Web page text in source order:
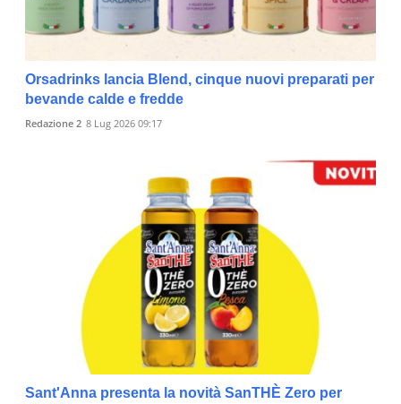
Orsadrinks lancia Blend, cinque nuovi preparati per
bevande calde e fredde
Redazione 2 8 Lug 2026 09:17
Sant'Anna presenta la novità SanTHÈ Zero per